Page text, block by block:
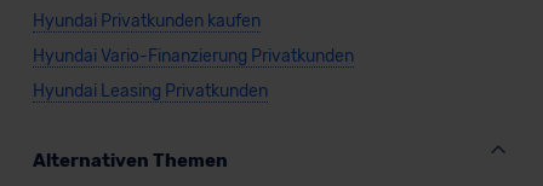
Hyundai Privatkunden kaufen
Hyundai Vario-Finanzierung Privatkunden
Hyundai Leasing Privatkunden
Alternativen Themen